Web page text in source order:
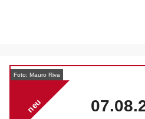
Foto: Mauro Riva
neu